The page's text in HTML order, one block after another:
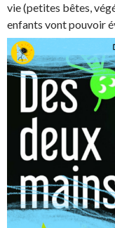
vie (petites bêtes,
enfants vont pouvoir